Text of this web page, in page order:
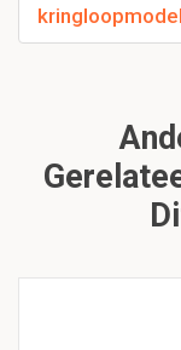
kringloopmodel